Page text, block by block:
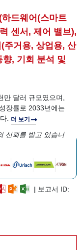
드웨어(스마트
센서, 제어 밸브),
주거용, 상업용, 산
, 기회 분석 및
달러 규모였으며,
장률로 2033년에는
.
더 보기
신뢰를 받고 있습니
| 보고서 ID: